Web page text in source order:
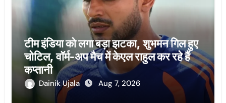
टीम इंडिया को लगा बड़ा झटका, शुभमन गिल हुए
चोटिल, वॉर्म-अप मैच में केएल राहुल कर रहे हैं
कप्तानी
Dainik Ujala Aug 7, 2026